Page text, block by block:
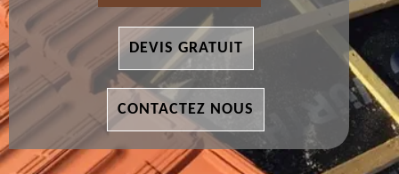
DEVIS GRATUIT
CONTACTEZ NOUS